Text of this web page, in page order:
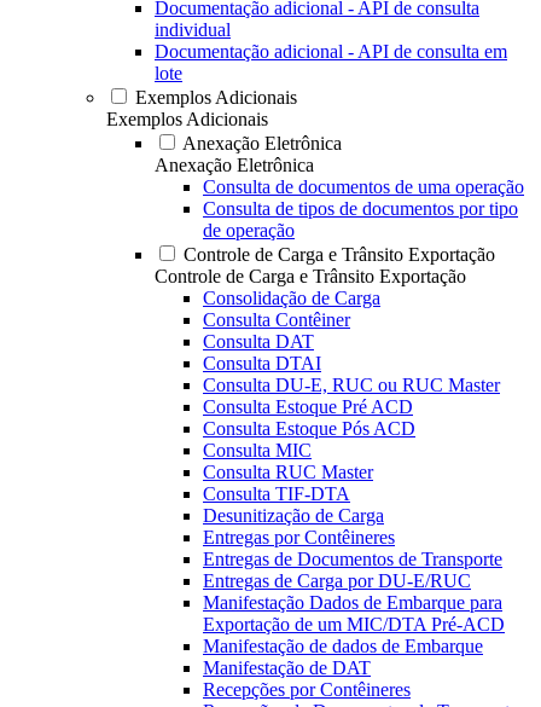
Documentação adicional - API de consulta
individual
Documentação adicional - API de consulta em
lote
Exemplos Adicionais
Exemplos Adicionais
Anexação Eletrônica
Anexação Eletrônica
Consulta de documentos de uma operação
Consulta de tipos de documentos por tipo
de operação
Controle de Carga e Trânsito Exportação
Controle de Carga e Trânsito Exportação
Consolidação de Carga
Consulta Contêiner
Consulta DAT
Consulta DTAI
Consulta DU-E, RUC ou RUC Master
Consulta Estoque Pré ACD
Consulta Estoque Pós ACD
Consulta MIC
Consulta RUC Master
Consulta TIF-DTA
Desunitização de Carga
Entregas por Contêineres
Entregas de Documentos de Transporte
Entregas de Carga por DU-E/RUC
Manifestação Dados de Embarque para
Exportação de um MIC/DTA Pré-ACD
Manifestação de dados de Embarque
Manifestação de DAT
Recepções por Contêineres